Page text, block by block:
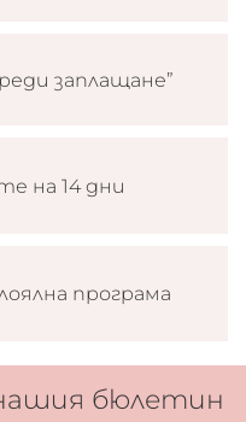
заплащане”
на 14 дни
програма
бюлетин